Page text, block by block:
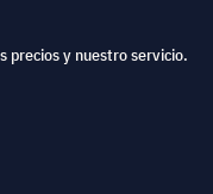
precios y nuestro servicio.